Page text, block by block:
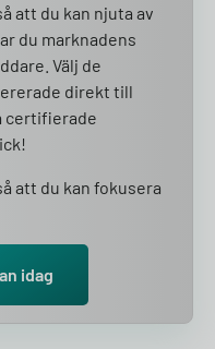
att du kan njuta av
du marknadens
Välj de
direkt till
certifierade
att du kan fokusera
idag